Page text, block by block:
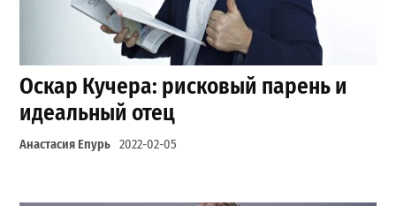
Оскар Кучера: рисковый парень и
идеальный отец
Анастасия Епурь 2022-02-05